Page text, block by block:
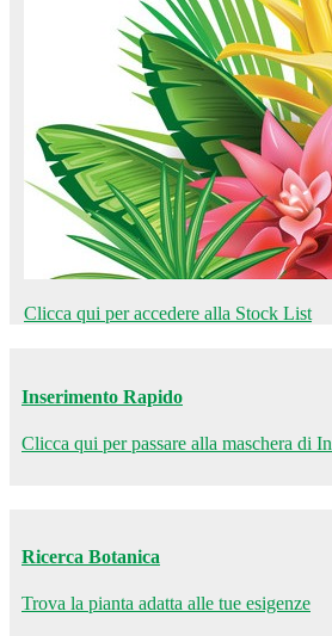
Clicca qui per accedere alla Stock List
Inserimento Rapido
Clicca qui per passare alla maschera di
Ricerca Botanica
Trova la pianta adatta alle tue esigenze